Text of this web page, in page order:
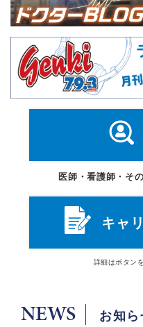
医師・看護師・そ
キャ
詳細はボタン
NEWS お知ら